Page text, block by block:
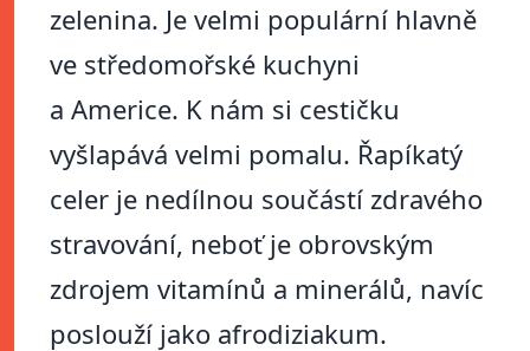
zelenina. Je velmi populární hlavně
ve středomořské kuchyni
a Americe. K nám si cestičku
vyšlapává velmi pomalu. Řapíkatý
celer je nedílnou součástí zdravého
stravování, neboť je obrovským
zdrojem vitamínů a minerálů, navíc
poslouží jako afrodiziakum.